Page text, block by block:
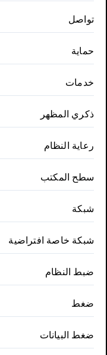
تواصل
حماية
خدمات
ذكري المظهر
رعاية النظام
سطح المكتب
شبكة
شبكة خاصة افتراضية
ضبط النظام
ضغط
ضغط البيانات